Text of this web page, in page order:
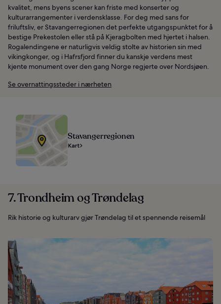
kvalitet, mens byens scener kan friste med konserter og
kulturarrangementer i verdensklasse. For deg med sans for
friluftsliv, er Stavangerregionen det perfekte utgangspunktet for å
bestige Prekestolen eller stå på Kjeragbolten med hjertet i halsen.
Rogalendingene er naturligvis veldig stolte av historien sin med
vikingkonger, og i Hafrsfjord finner du kanskje verdens mest
kjente monument over den gang Norge regjerte over Nordsjøen.
Se overnattingssteder i nærheten
Stavangerregionen
Kart
7. Trondheim og Trøndelag
Rik historie og kulturarv gjør Trøndelag til et spennende reisemål